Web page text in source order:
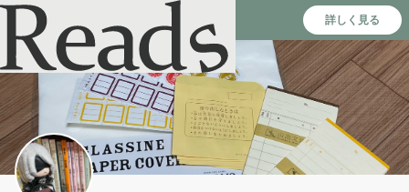
Reads - 読書のSNS＆記録アプリ 詳しく見る